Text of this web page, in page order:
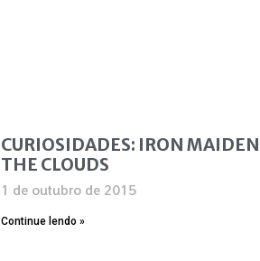
CURIOSIDADES: IRON
THE CLOUDS
1 de outubro de 2015
Continue lendo »